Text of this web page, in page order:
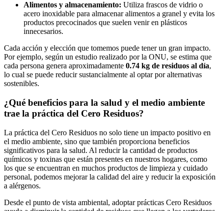
Alimentos y almacenamiento: Utiliza frascos de vidrio o
acero inoxidable para almacenar alimentos a granel y evita los
productos precocinados que suelen venir en plásticos
innecesarios.
Cada acción y elección que tomemos puede tener un gran impacto.
Por ejemplo, según un estudio realizado por la ONU, se estima que
cada persona genera aproximadamente 0.74 kg de residuos al día,
lo cual se puede reducir sustancialmente al optar por alternativas
sostenibles.
¿Qué beneficios para la salud y el medio ambiente
trae la práctica del Cero Residuos?
La práctica del Cero Residuos no solo tiene un impacto positivo en
el medio ambiente, sino que también proporciona beneficios
significativos para la salud. Al reducir la cantidad de productos
químicos y toxinas que están presentes en nuestros hogares, como
los que se encuentran en muchos productos de limpieza y cuidado
personal, podemos mejorar la calidad del aire y reducir la exposición
a alérgenos.
Desde el punto de vista ambiental, adoptar prácticas Cero Residuos